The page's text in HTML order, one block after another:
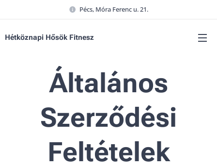
Pécs, Móra Ferenc u. 21.
Hétköznapi Hősök Fitnesz
Általános
Szerződési
Feltételek